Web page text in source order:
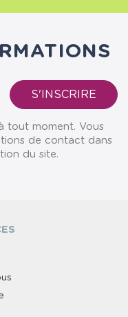
tout moment. Vous
de contact dans
du site.